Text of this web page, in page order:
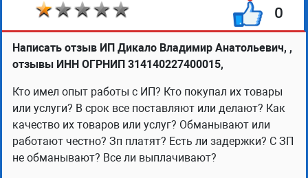
0
Написать отзыв ИП Дикало Владимир Анатольевич, ,
отзывы ИНН ОГРНИП 314140227400015,
Кто имел опыт работы с ИП? Кто покупал их товары
или услуги? В срок все поставляют или делают? Как
качество их товаров или услуг? Обманывают или
работают честно? Зп платят? Есть ли задержки? С ЗП
не обманывают? Все ли выплачивают?